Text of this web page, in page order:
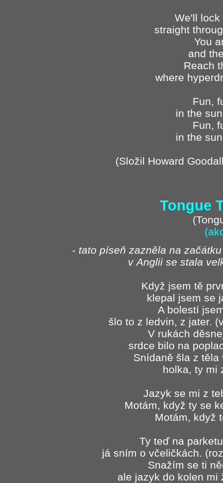
We'll lock
straight
You
and
Reach
where
Fun,
in the
Fun,
in the
(Složil Howard
Tongue
- tato píseň zazněla na
v Anglii se stala
Když jsem tě
klepal jsem se
A bolestí
šlo to z ledvin, z jater.
V rukách
srdce bilo na
Snídaně šla z těla
holka, ty mi
Jazyk se mi z
Motám, když ty se
Motám, když
Ty teď na
já sním o včeličkách.
Snažím se ti
ale jazyk do kolen mi